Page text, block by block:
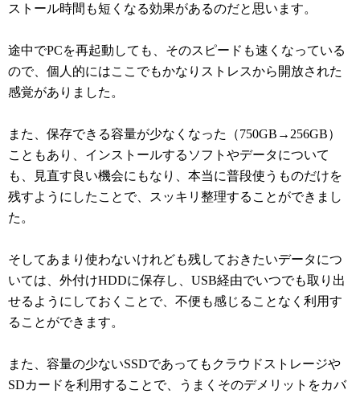
ストール時間も短くなる効果があるのだと思います。
途中でPCを再起動しても、そのスピードも速くなっている
ので、個人的にはここでもかなりストレスから開放された
感覚がありました。
また、保存できる容量が少なくなった（750GB→256GB）
こともあり、インストールするソフトやデータについて
も、見直す良い機会にもなり、本当に普段使うものだけを
残すようにしたことで、スッキリ整理することができまし
た。
そしてあまり使わないけれども残しておきたいデータにつ
いては、外付けHDDに保存し、USB経由でいつでも取り出
せるようにしておくことで、不便も感じることなく利用す
ることができます。
また、容量の少ないSSDであってもクラウドストレージや
SDカードを利用することで、うまくそのデメリットをカバ